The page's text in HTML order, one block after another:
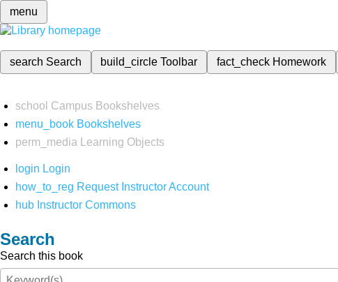
menu
search Search build_circleToolbar fact_check Homework
school Campus Bookshelves
menu_book Bookshelves
perm_media
Learning Objects
login Login
how_to_reg Request Instructor Account
hub Instructor Commons
Search
Search this book